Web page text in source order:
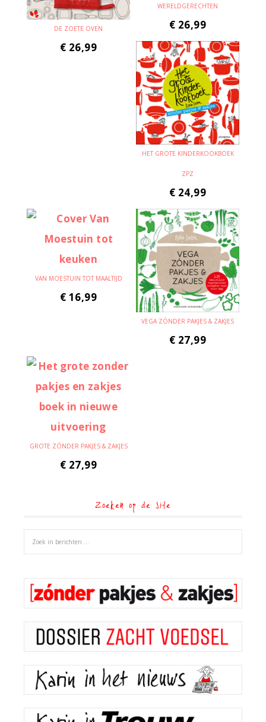
DE ZOETE OVEN
€ 26,99
WERELDGERECHTEN
€ 26,99
HET GROTE KINDERKOOKBOEK
ZPZ
€ 24,99
VAN MOESTUIN TOT MAALTIJD
€ 16,99
VEGA ZÓNDER PAKJES & ZAKJES
€ 27,99
GROTE ZÓNDER PAKJES & ZAKJES
€ 27,99
Zoeken op de site